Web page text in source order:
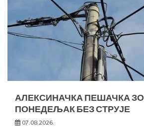
АЛЕКСИНАЧКА ПЕШАЧКА
ПОНЕДЕЉАК БЕЗ СТРУЈЕ
07.08.2026.